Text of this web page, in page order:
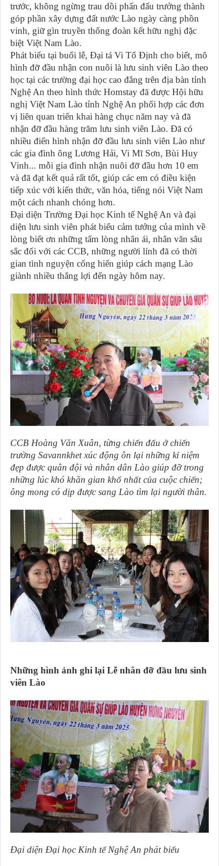
trước, không ngừng trau dồi phấn đấu trưởng thành
góp phần xây dựng đất nước Lào ngày càng phồn
vinh, giữ gìn truyền thống đoàn kết hữu nghị đặc
biệt Việt Nam Lào.
Phát biểu tại buổi lễ, Đại tá Vi Tố Định cho biết, mô
hình đỡ đầu nhận con nuôi là lưu sinh viên Lào theo
học tại các trường đại học cao đẳng trên địa bàn tỉnh
Nghệ An theo hình thức Homstay đã được Hội hữu
nghị Việt Nam Lào tỉnh Nghệ An phối hợp các đơn
vị liên quan triển khai hàng chục năm nay và đã
nhận đỡ đầu hàng trăm lưu sinh viên Lào. Đã có
nhiều điển hình nhận đỡ đầu lưu sinh viên Lào như
các gia đình ông Lương Hải, Vi Mĩ Sơn, Bùi Huy
Vinh... mỗi gia đình nhận nuôi đỡ đầu hơn 10 em
và đã đạt kết quả rất tốt, giúp các em có điều kiện
tiếp xúc với kiến thức, văn hóa, tiếng nói Việt Nam
một cách nhanh chóng hơn.
Đại diện Trường Đại học Kinh tế Nghệ An và đại
diện lưu sinh viên phát biểu cảm tưởng của mình về
lòng biết ơn những tấm lòng nhân ái, nhân văn sâu
sắc đối với các CCB, những người lính đã có thời
gian tình nguyện cống hiến giúp cách mạng Lào
giành nhiều thắng lợi đến ngày hôm nay.
CCB Hoàng Văn Xuân, từng chiến đấu ở chiến
trường Savannkhet xúc động ôn lại những kỉ niệm
đẹp được quân đội và nhân dân Lào giúp đỡ trong
những lúc khó khăn gian khổ nhất của cuộc chiến;
ông mong có dịp được sang Lào tìm lại người thân.
Những hình ảnh ghi lại Lễ nhân đỡ đầu lưu sinh
viên Lào
Đại diện Đại học Kinh tế Nghệ An phát biểu